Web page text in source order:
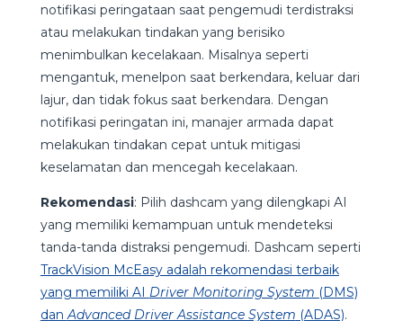
notifikasi peringataan saat pengemudi terdistraksi
atau melakukan tindakan yang berisiko
menimbulkan kecelakaan. Misalnya seperti
mengantuk, menelpon saat berkendara, keluar dari
lajur, dan tidak fokus saat berkendara. Dengan
notifikasi peringatan ini, manajer armada dapat
melakukan tindakan cepat untuk mitigasi
keselamatan dan mencegah kecelakaan.
Rekomendasi: Pilih dashcam yang dilengkapi AI
yang memiliki kemampuan untuk mendeteksi
tanda-tanda distraksi pengemudi. Dashcam seperti
TrackVision McEasy adalah rekomendasi terbaik
yang memiliki AI Driver Monitoring System (DMS)
dan Advanced Driver Assistance System (ADAS).